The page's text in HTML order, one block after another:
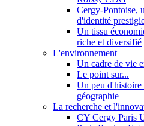
Cergy-Pontoise,
d'identité
Un tissu
riche et diversifié
L'environnement
Un cadre de vie
Le point sur...
Un peu d'histoire
géographie
La recherche et
CY Cergy Paris